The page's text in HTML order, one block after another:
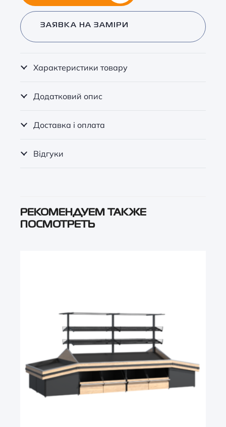
Alternative:
ЗАЯВКА НА ЗАМІРИ
Характеристики товару
Додатковий опис
Доставка і оплата
Відгуки
РЕКОМЕНДУЕМ ТАКЖЕ
ПОСМОТРЕТЬ